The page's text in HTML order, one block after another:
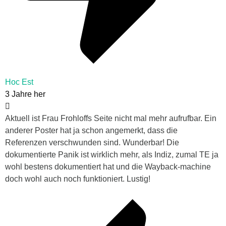
Hoc Est
3 Jahre her
Aktuell ist Frau Frohloffs Seite nicht mal mehr aufrufbar. Ein
anderer Poster hat ja schon angemerkt, dass die
Referenzen verschwunden sind. Wunderbar! Die
dokumentierte Panik ist wirklich mehr, als Indiz, zumal TE ja
wohl bestens dokumentiert hat und die Wayback-machine
doch wohl auch noch funktioniert. Lustig!